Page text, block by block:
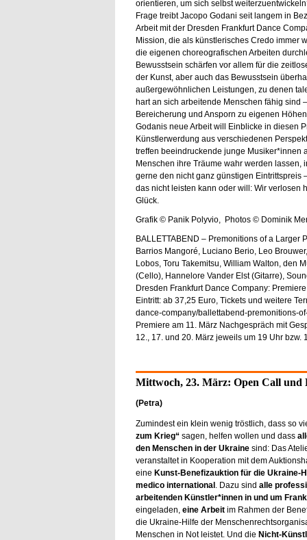
orientieren, um sich selbst
Frage treibt Jacopo Godani seit langem in
Arbeit mit der Dresden Frankfurt Dance
Mission, die als künstlerisches Credo immer
die eigenen choreografischen Arbeiten
Bewusstsein schärfen vor allem für die
der Kunst, aber auch das Bewusstsein
außergewöhnlichen Leistungen, zu denen
hart an sich arbeitende Menschen fähig sind
Bereicherung und Ansporn zu eigenen
Godanis neue Arbeit will Einblicke in diesen
Künstlerwerdung aus verschiedenen
treffen beeindruckende junge Musiker*innen
Menschen ihre Träume wahr werden lassen,
gerne den nicht ganz günstigen Eintrittspreis
das nicht leisten kann oder will: Wir verlosen
Glück.
Grafik © Panik Polyvio, Photos © Dominik
BALLETTABEND – Premonitions of a Larger
Barrios Mangoré, Luciano Berio, Leo
Lobos, Toru Takemitsu, William Walton, den
(Cello), Hannelore Vander Elst (Gitarre),
Dresden Frankfurt Dance Company:
Eintritt: ab 37,25 Euro, Tickets und weitere
dance-company/ballettabend-premonitions-
Premiere am 11. März Nachgespräch mit
12., 17. und 20. März jeweils um 19 Uhr
Mittwoch, 23. März: Open Call
(Petra)
Zumindest ein klein wenig tröstlich, dass so
zum Krieg“sagen, helfen wollen und dass
den Menschen in der Ukraine sind: Das
veranstaltet in Kooperation mit dem
eine Kunst-Benefizauktion für die Ukraine-
medico international . Dazu sind alle
arbeitenden Künstler*innen in und um
eingeladen, eine Arbeit im Rahmen der
die Ukraine-Hilfe der
Menschen in Not leistet. Und die Nicht-